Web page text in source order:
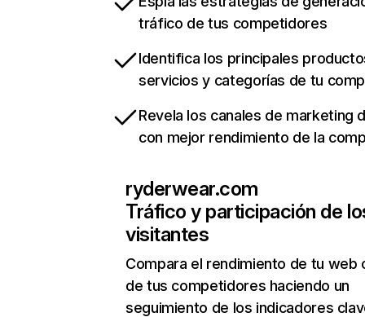
tráfico de tus competidores
Identifica los principales
servicios y categorías de tu
Revela los canales de marketing
con mejor rendimiento de la
ryderwear.com
Tráfico y participación de
visitantes
Compara el rendimiento de tu web
de tus competidores haciendo un
seguimiento de los indicadores